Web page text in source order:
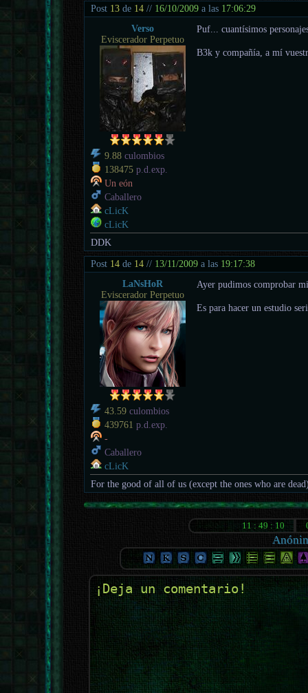
Post 13 de 14 // 16/10/2009 a las 17:06:29
Verso
Eviscerador Perpetuo
9.88 culombios
138475 p.d.exp.
Un eón
Caballero
cLicK
cLicK
Puf... cuantísimos
B3k y compañía, a mí
DDK
Post 14 de 14 // 13/11/2009 a las 19:17:38
LaNsHoR
Eviscerador Perpetuo
43.59 culombios
439761 p.d.exp.
-
Caballero
cLicK
Ayer pudimos comprobar
Es para hacer un estudio
For the good of all of us (except the ones who are